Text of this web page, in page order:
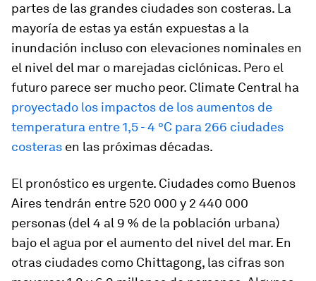
partes de las grandes ciudades son costeras. La
mayoría de estas ya están expuestas a la
inundación incluso con elevaciones nominales en
el nivel del mar o marejadas ciclónicas. Pero el
futuro parece ser mucho peor. Climate Central ha
proyectado los impactos de los aumentos de
temperatura entre 1,5 - 4 °C para 266 ciudades
costeras en las próximas décadas.
El pronóstico es urgente. Ciudades como Buenos
Aires tendrán entre 520 000 y 2 440 000
personas (del 4 al 9 % de la población urbana)
bajo el agua por el aumento del nivel del mar. En
otras ciudades como Chittagong, las cifras son